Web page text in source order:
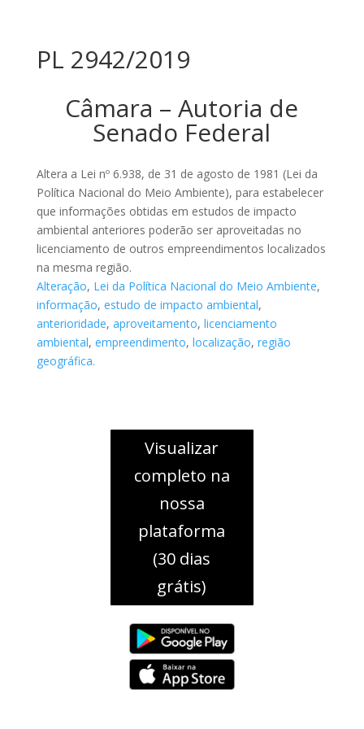
PL 2942/2019
Câmara – Autoria de
Senado Federal
Altera a Lei nº 6.938, de 31 de agosto de 1981 (Lei da
Política Nacional do Meio Ambiente), para estabelecer
que informações obtidas em estudos de impacto
ambiental anteriores poderão ser aproveitadas no
licenciamento de outros empreendimentos localizados
na mesma região.
Alteração, Lei da Política Nacional do Meio Ambiente,
informação, estudo de impacto ambiental,
anterioridade, aproveitamento, licenciamento
ambiental, empreendimento, localização, região
geográfica.
Visualizar
completo na
nossa
plataforma
(30 dias
grátis)